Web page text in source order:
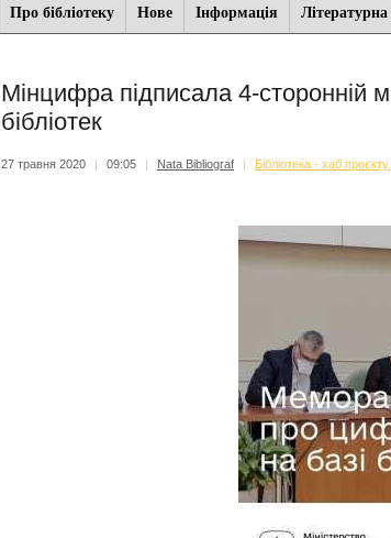
Про бібліотеку Нове Iнформацiя Літературна
Мінцифра підписала 4-сторонній
бібліотек
27 травня 2020 | 09:05 | Nata Bibliograf | Бібліотека - хаб